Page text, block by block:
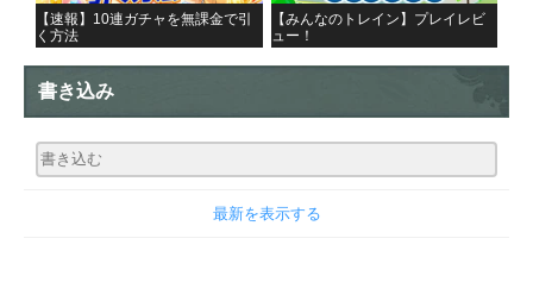
【速報】10連ガチャを無課金で引
く方法
【みんなのトレイン】プレイレビ
ュー！
書き込み
最新を表示する